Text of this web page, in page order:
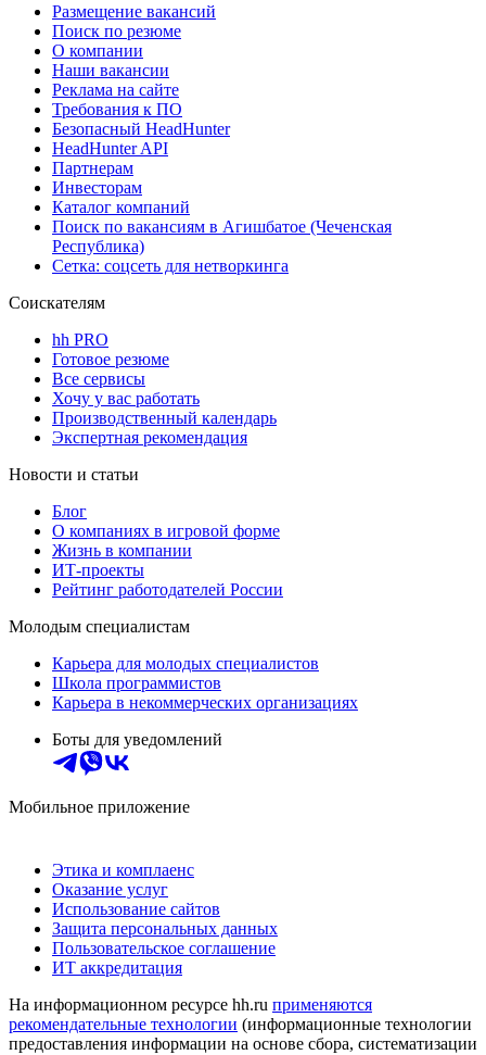
Размещение вакансий
Поиск по резюме
О компании
Наши вакансии
Реклама на сайте
Требования к ПО
Безопасный HeadHunter
HeadHunter API
Партнерам
Инвесторам
Каталог компаний
Поиск по вакансиям в Агишбатое (Чеченская
Республика)
Сетка: соцсеть для нетворкинга
Соискателям
hh PRO
Готовое резюме
Все сервисы
Хочу у вас работать
Производственный календарь
Экспертная рекомендация
Новости и статьи
Блог
О компаниях в игровой форме
Жизнь в компании
ИТ-проекты
Рейтинг работодателей России
Молодым специалистам
Карьера для молодых специалистов
Школа программистов
Карьера в некоммерческих организациях
Боты для уведомлений
Мобильное приложение
Этика и комплаенс
Оказание услуг
Использование сайтов
Защита персональных данных
Пользовательское соглашение
ИТ аккредитация
На информационном ресурсе hh.ru применяются
рекомендательные технологии (информационные технологии
предоставления информации на основе сбора, систематизации